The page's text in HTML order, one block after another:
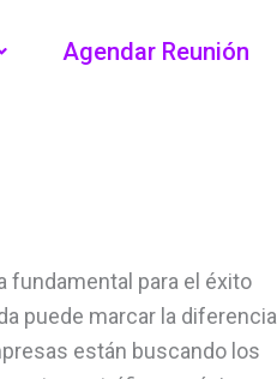
Agendar Reunión
fundamental para el éxito
puede marcar la diferencia
están buscando los